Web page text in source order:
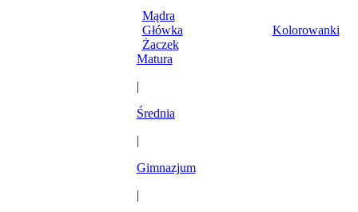
Mądra
Główka
Kolorowanki
Żaczek
Matura
|
Średnia
|
Gimnazjum
|